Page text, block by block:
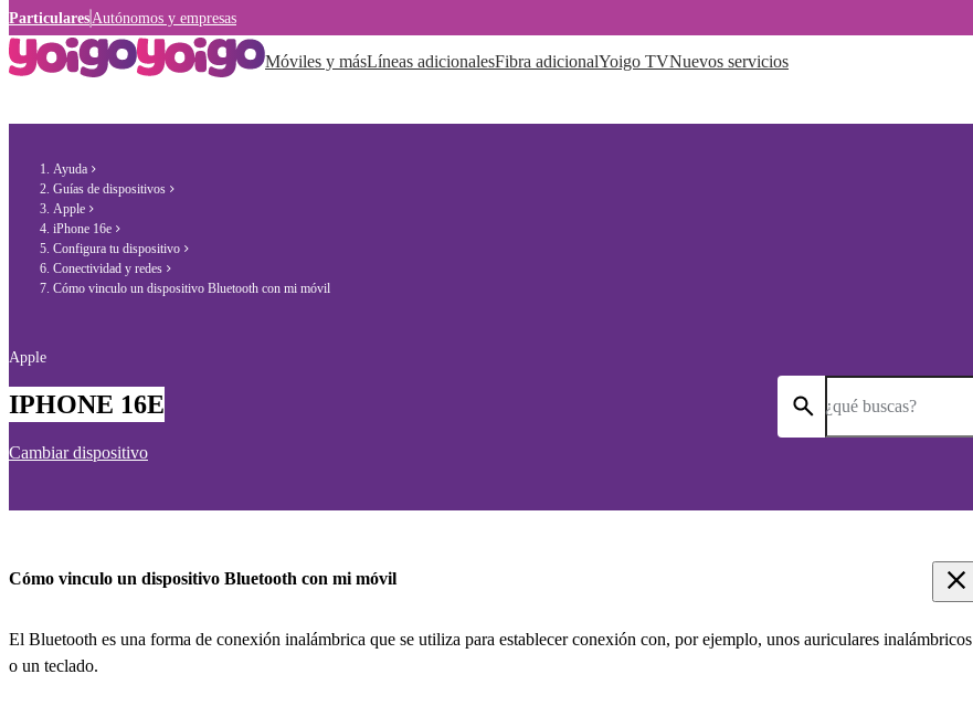
Particulares Autónomos y empresas
Móviles y másLíneas adicionalesFibra adicionalYoigo TVNuevos servicios
Ayuda
Guías de dispositivos
Apple
iPhone 16e
Configura tu dispositivo
Conectividad y redes
Cómo vinculo un dispositivo Bluetooth con mi móvil
Apple
IPHONE 16E
Cambiar dispositivo
¿qué buscas?
Cómo vinculo un dispositivo Bluetooth con mi móvil
El Bluetooth es una forma de conexión inalámbrica que se utiliza para establecer conexión con, por ejemplo, unos auriculares inalámbricos
o un teclado.